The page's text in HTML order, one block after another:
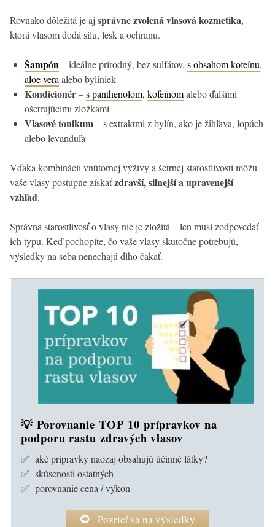
Rovnako dôležitá je aj správne zvolená vlasová kozmetika,
ktorá vlasom dodá silu, lesk a ochranu.
Šampón– ideálne prírodný, bez sulfátov, s obsahom kofeínu,
aloe vera alebo byliniek
Kondicionér–s panthenolom, kofeínomalebo ďalšími
ošetrujúcimi zložkami
Vlasové tonikum– s extraktmi z bylín, ako je žihľava, lopúch
alebo levanduľa
Vďaka kombinácii vnútornej výživy a šetrnej starostlivosti môžu
vaše vlasy postupne získaťzdravší, silnejší a upravenejší
vzhľad.
Správna starostlivosť o vlasy nie je zložitá – len musí zodpovedať
ich typu. Keď pochopíte, čo vaše vlasy skutočne potrebujú,
výsledky na seba nenechajú dlho čakať.
💡 Porovnanie TOP 10 prípravkov na
podporu rastu zdravých vlasov
✅ aké prípravky naozaj obsahujú účinné látky?
✅ skúsenosti ostatných
✅ porovnanie cena / výkon
Pozrieť sa na výsledky